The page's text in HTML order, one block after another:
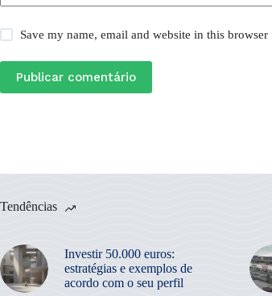
Save my name, email and website in this
Publicar comentário
Tendências
Investir 50.000 euros:
estratégias e exemplos de
acordo com o seu perfil